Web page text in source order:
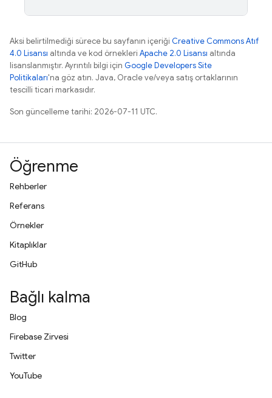
Aksi belirtilmediği sürece bu sayfanın içeriği Creative Commons Atıf
4.0 Lisansı altında ve kod örnekleri Apache 2.0 Lisansı altında
lisanslanmıştır. Ayrıntılı bilgi için Google Developers Site
Politikaları'na göz atın. Java, Oracle ve/veya satış ortaklarının
tescilli ticari markasıdır.
Son güncelleme tarihi: 2026-07-11 UTC.
Öğrenme
Rehberler
Referans
Örnekler
Kitaplıklar
GitHub
Bağlı kalma
Blog
Firebase Zirvesi
Twitter
YouTube